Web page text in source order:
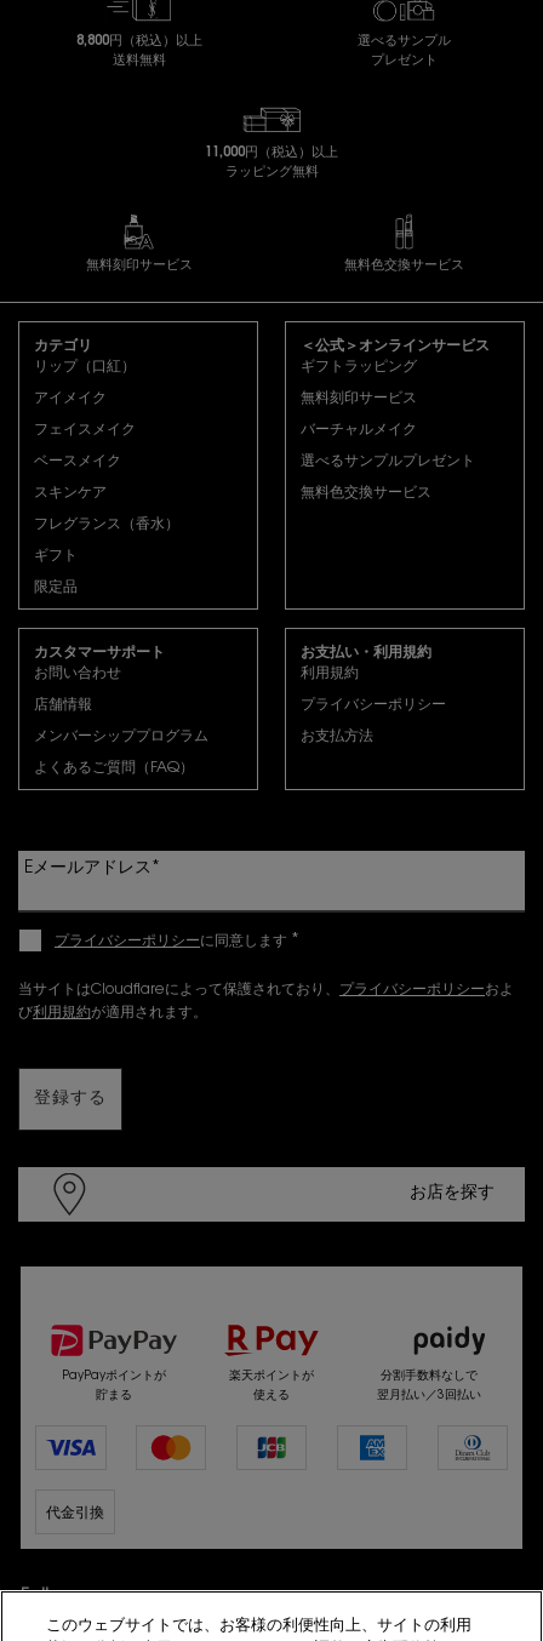
※ イヴ・サンローラン・ボーテの都合により、本サービスのご注
文後において、製品のリニューアル等に応じ、現品、試供品のお届
け内容、また価格等に変更の可能性がございます。本サービスご注
限り、価格または内容に変更が生じるものとさせていただきます。
その場合は、イヴ・サンローラン・ボーテから該当するお客様に事
前にご連絡をさせていただき、イヴ・サンローラン・ボーテの指定
する期日までに指定の方法でご連絡いただくことにより、ご継続、
ご連絡なく製品を受領される等、本サービスをご継続いただいた場
合には、変更内容につきご了承いただいたものとします。
(1)本サービスの内容や価格等の変更がお客様の一般の利益に
適合する場合
(2)本サービスの内容や価格等の変更の必要性、変更後の内容
の相当性、その他の変更に係る事情に照らして合理性がある
場合
お申込みについて
本サービスのご注文は、公式オンライン ブティックのみ
で承ります。公式オンライン ブティックにて指定する方
する旨の電子メールをお客様宛に発信した時点で、お客様
る売買契約が成立するものとします。ただし、イヴ・サン
ローラン・ボーテは、過去の注文に関し紛争が生じたお客
める規約等に違反したことがあるまたは現在詐欺的な活動
に関与しているおそれがあるとイヴ・サンローラン・ボー
テが合理的な根拠により考えるお客様、その他の合法的な
理由によりお取引すべきでないと考えるお客様のご注文を
いただく必要がございます。YSLメンバーシッププログラ
ーシッププログラム）をご確認ください。本サービスのお
は、その後の定期便に関しても自動的にキャンセルとな
り、お届けできません。予めご了承ください。
初回お届け予定日は公式オンライン ブティックでご注文
お届け間隔はそれぞれ下記2種類からお選びいただけま
す。
マイアカウントの「定期便」画面にてご確認いただけま
す。
初回は出荷時に出荷完了のメールをお送りいたします。2
ールをお送りいたします。
天候の悪化・お住まいの地域や配達状況、その他諸事情等
了承ください。
こと、および製品購入の際指示した送付先に製品を配送等
することにより免責されるものとし、また、お届けまでの
8,800円（税込）以上
送料無料
選べるサンプル
プレゼント
11,000円（税込）以上
ラッピング無料
無料刻印サービス 無料色交換サービス
カテゴリ
リップ（口紅）
アイメイク
フェイスメイク
ベースメイク
スキンケア
フレグランス（香水）
ギフト
限定品
＜公式＞オンラインサービス
ギフトラッピング
無料刻印サービス
バーチャルメイク
選べるサンプルプレゼント
無料色交換サービス
カスタマーサポート
お問い合わせ
店舗情報
メンバーシッププログラム
よくあるご質問（FAQ）
お支払い・利用規約
利用規約
プライバシーポリシー
お支払方法
Eメールアドレス *
プライバシーポリシーに同意します *
当サイトはCloudflareによって保護されており、 プライバシーポリシーおよ
び利用規約が適用されます。
登録する
お店を探す
PayPayポイントが
貯まる
楽天ポイントが
使える
分割手数料なしで
翌月払い／3回払い
代金引換
Follow us
このウェブサイトでは、お客様の利便性向上、サイトの利用